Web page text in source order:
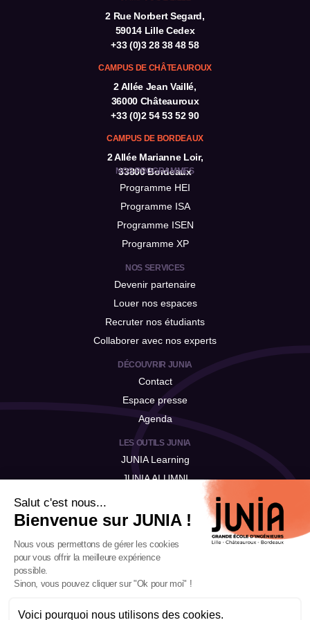
Salut c'est nous...
Bienvenue sur JUNIA !
Nous vous permettons de gérer les cookies
pour vous offrir la meilleure expérience
possible.
Sinon, vous pouvez cliquer sur "Ok pour moi" !
Voici pourquoi nous utilisons des cookies.
2 Rue Norbert Segard,
59014 Lille Cedex
+33 (0)3 28 38 48 58
CAMPUS DE CHÂTEAUROUX
2 Allée Jean Vaillé,
36000 Châteauroux
+33 (0)2 54 53 52 90
CAMPUS DE BORDEAUX
2 Allée Marianne Loir,
33800 Bordeaux
NOS PROGRAMMES
Programme HEI
Programme ISA
Programme ISEN
Programme XP
NOS SERVICES
Devenir partenaire
Louer nos espaces
Recruter nos étudiants
Collaborer avec nos experts
DÉCOUVRIR JUNIA
Contact
Espace presse
Agenda
LES OUTILS JUNIA
JUNIA Learning
JUNIA ALUMNI